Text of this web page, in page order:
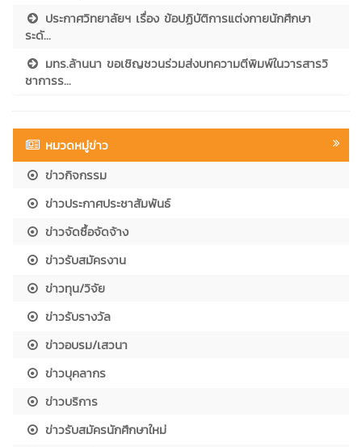
ประกาศวิทยาลัยฯ เรื่อง ข้อปฏิบัติการแต่งกายนักศึกษา
ระดั...
มทร.ล้านนา ขอเชิญชวนร่วมส่งบทความตีพิมพ์ในวารสารวิ
ชาการร...
หมวดหมู่ข่าว
ข่าวกิจกรรม
ข่าวประกาศประชาสัมพันธ์
ข่าวจัดซื้อจัดจ้าง
ข่าวรับสมัครงาน
ข่าวทุน/วิจัย
ข่าวรับรางวัล
ข่าวอบรม/เสวนา
ข่าวบุคลากร
ข่าวบริการ
ข่าวรับสมัครนักศึกษาใหม่